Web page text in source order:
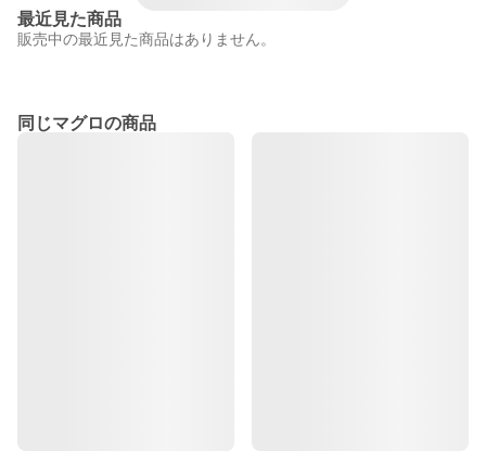
最近見た商品
販売中の最近見た商品はありません。
同じマグロの商品